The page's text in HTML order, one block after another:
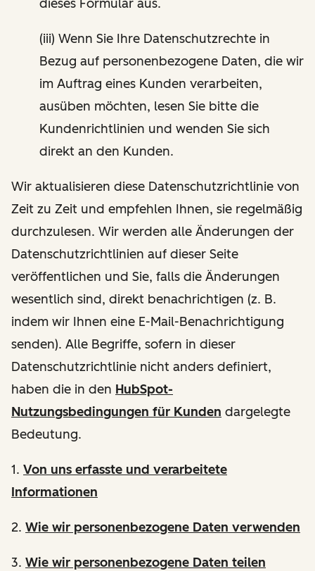
dieses Formular aus.
(iii) Wenn Sie Ihre Datenschutzrechte in
Bezug auf personenbezogene Daten, die wir
im Auftrag eines Kunden verarbeiten,
ausüben möchten, lesen Sie bitte die
Kundenrichtlinien und wenden Sie sich
direkt an den Kunden.
Wir aktualisieren diese Datenschutzrichtlinie von
Zeit zu Zeit und empfehlen Ihnen, sie regelmäßig
durchzulesen. Wir werden alle Änderungen der
Datenschutzrichtlinien auf dieser Seite
veröffentlichen und Sie, falls die Änderungen
wesentlich sind, direkt benachrichtigen (z. B.
indem wir Ihnen eine E-Mail-Benachrichtigung
senden). Alle Begriffe, sofern in dieser
Datenschutzrichtlinie nicht anders definiert,
haben die in den HubSpot-
Nutzungsbedingungen für Kunden dargelegte
Bedeutung.
1. Von uns erfasste und verarbeitete
Informationen
2. Wie wir personenbezogene Daten verwenden
3. Wie wir personenbezogene Daten teilen